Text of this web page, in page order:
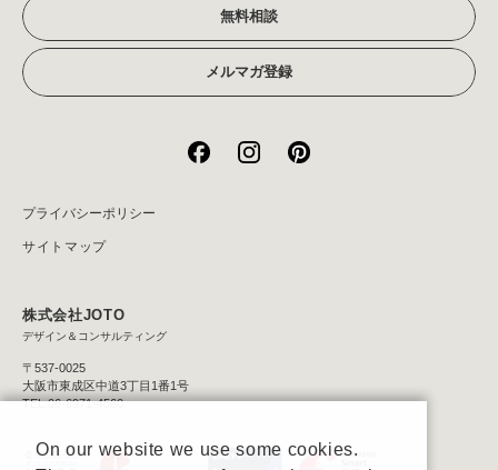
無料相談
メルマガ登録
プライバシーポリシー
サイトマップ
株式会社JOTO
デザイン＆コンサルティング
〒537-0025
大阪市東成区中道3丁目1番1号
TEL:06-6971-4560
On our website we use some cookies.